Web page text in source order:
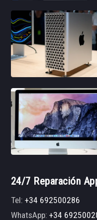
24/7 Reparación
Tel:+34 692500286
WhatsApp:+34